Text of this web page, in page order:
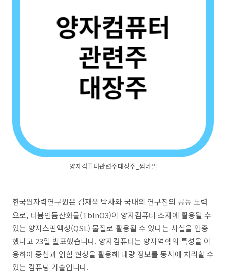
양자컴퓨터관련주대장주_썸네일
한국원자력연구원은 김재욱 박사와 국내외 연구진의 공동 노력
으로, 터븀인듐산화물(TbInO3)이 양자컴퓨터 소자에 활용될 수
있는 양자스핀액상(QSL) 물질로 활용될 수 있다는 사실을 입증
했다고 23일 발표했습니다. 양자컴퓨터는 양자역학의 특성을 이
용하여 중첩과 얽힘 현상을 활용해 대량 정보를 동시에 처리할 수
있는 컴퓨팅 기술입니다.